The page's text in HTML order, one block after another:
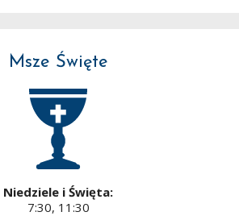
Msze Święte
Niedziele i Święta:
7:30, 11:30